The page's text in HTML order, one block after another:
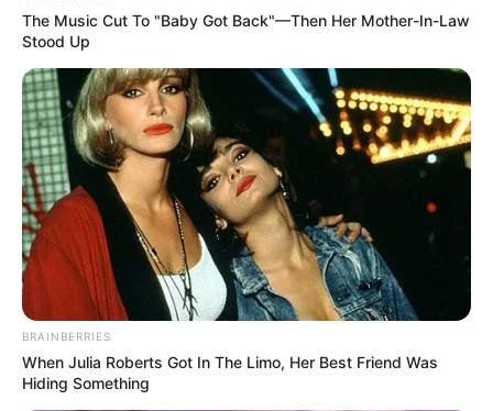
The Music Cut To "Baby Got Back"—Then Her Mother-In-Law
Stood Up
BRAINBERRIES
When Julia Roberts Got In The Limo, Her Best Friend Was
Hiding Something